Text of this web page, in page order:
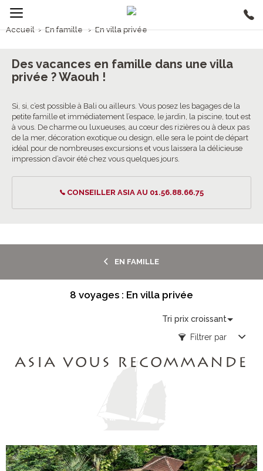
Accueil › En famille › En villa privée
En famille, En villa privée
Des vacances en famille dans une villa
privée ? Waouh !
Si, si, c’est possible à Bali ou ailleurs. Vous posez les bagages de la
petite famille et immédiatement l’espace, le jardin, la piscine, tout est
à vous. De charme ou luxueuses, au cœur des rizières ou à deux pas
de la mer, décoration exotique ou design, elle sera le point de départ
idéal pour de nombreuses excursions et vous laissera la délicieuse
impression d’avoir été chez vous quelques jours.
CONSEILLER ASIA AU 01.56.88.66.75
EN FAMILLE
8 voyages : En villa privée
Tri prix croissant
Filtrer par
ASIA VOUS RECOMMANDE